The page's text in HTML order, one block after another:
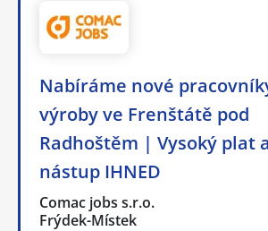
Nabíráme nové
výroby ve Frenštátě pod
Radhoštěm | Vysoký plat a
nástup IHNED
Comac jobs s.r.o.
Frýdek-Místek